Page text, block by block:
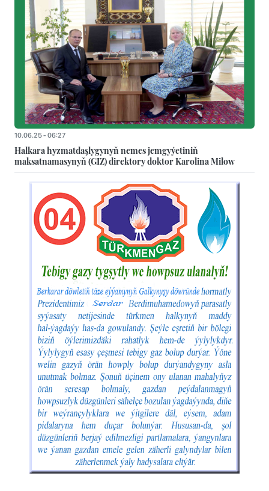
10.06.25 - 06:27
Halkara hyzmatdaşlygynyň nemes jemgyýetiniň
maksatnamasynyň (GIZ) direktory doktor Karolina Milow